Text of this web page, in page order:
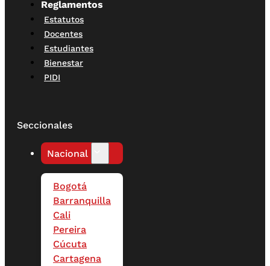
Reglamentos
Estatutos
Docentes
Estudiantes
Bienestar
PIDI
Seccionales
Nacional
Bogotá
Barranquilla
Cali
Pereira
Cúcuta
Cartagena